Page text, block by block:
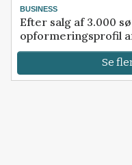
BUSINESS
Efter salg af 3.000
opformeringsprofil
Se